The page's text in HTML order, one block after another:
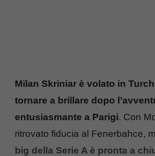
Milan Skriniar è volato in
tornare a brillare dopo
entusiasmante a Parigi. Con
ritrovato fiducia al Fenerbahce,
big della Serie A è pronta a